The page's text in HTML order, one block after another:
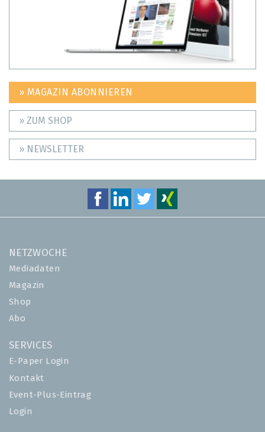
» MAGAZIN ABONNIEREN
» ZUM SHOP
» NEWSLETTER
NETZWOCHE
Mediadaten
Magazin
Shop
Abo
SERVICES
E-Paper Login
Kontakt
Event-Plus-Eintrag
Login